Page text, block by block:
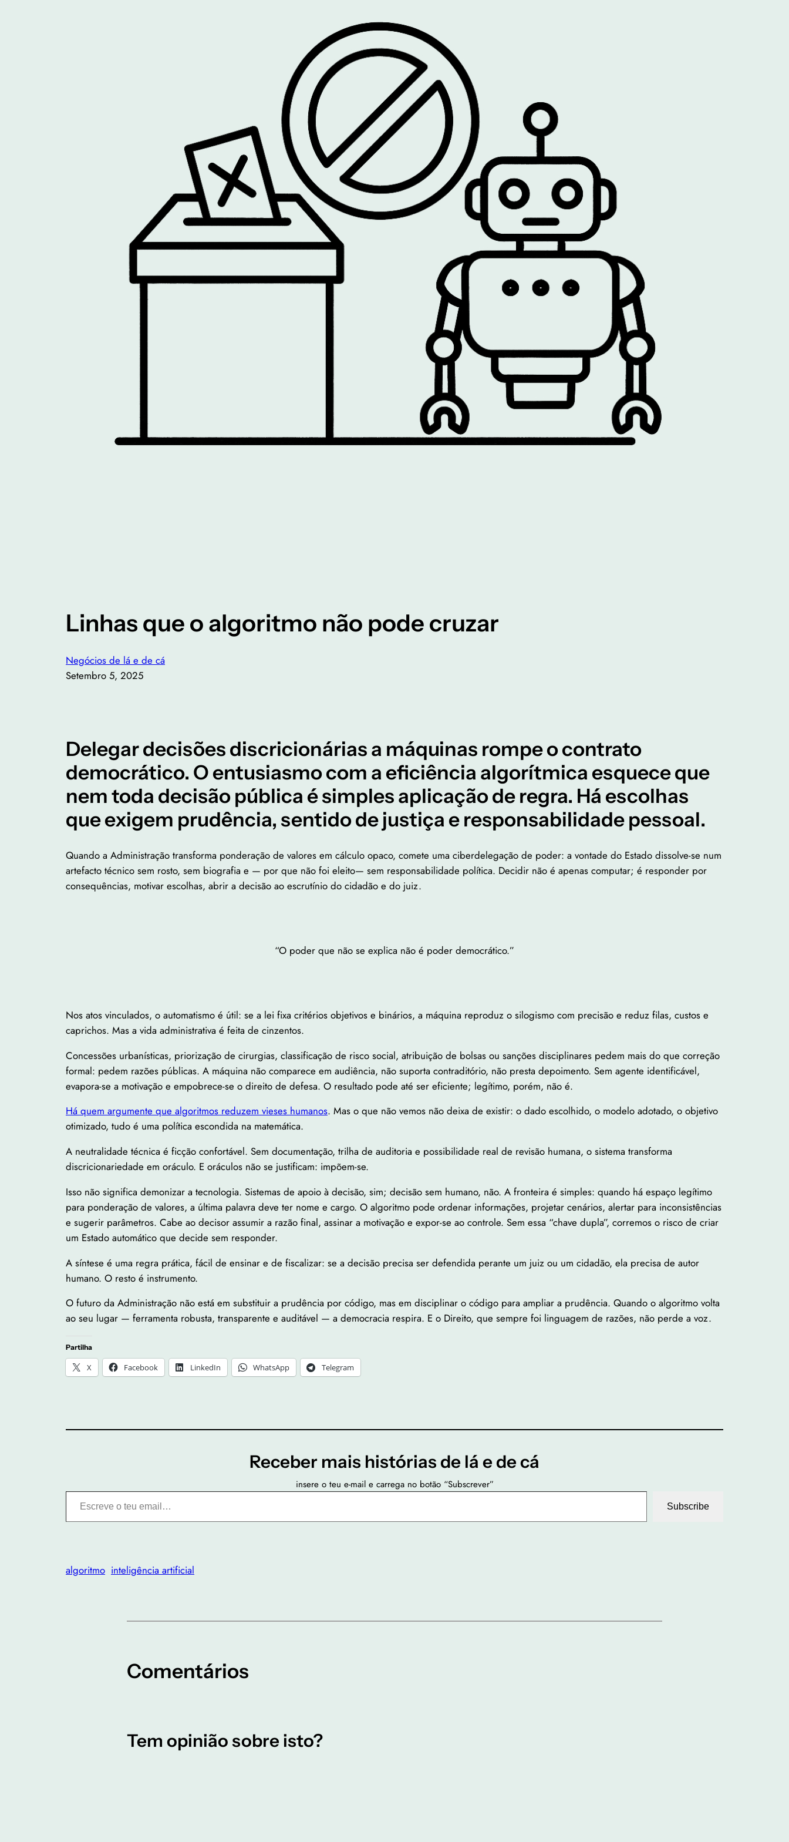
Linhas que o algoritmo não pode cruzar
Negócios de lá e de cá
Setembro 5, 2025
Delegar decisões discricionárias a máquinas rompe o contrato
democrático. O entusiasmo com a eficiência algorítmica esquece que
nem toda decisão pública é simples aplicação de regra. Há escolhas
que exigem prudência, sentido de justiça e responsabilidade pessoal.
Quando a Administração transforma ponderação de valores em cálculo opaco, comete uma ciberdelegação de poder: a vontade do Estado dissolve-se num
artefacto técnico sem rosto, sem biografia e — por que não foi eleito— sem responsabilidade política. Decidir não é apenas computar; é responder por
consequências, motivar escolhas, abrir a decisão ao escrutínio do cidadão e do juiz.
“O poder que não se explica não é poder democrático.”
Nos atos vinculados, o automatismo é útil: se a lei fixa critérios objetivos e binários, a máquina reproduz o silogismo com precisão e reduz filas, custos e
caprichos. Mas a vida administrativa é feita de cinzentos.
Concessões urbanísticas, priorização de cirurgias, classificação de risco social, atribuição de bolsas ou sanções disciplinares pedem mais do que correção
formal: pedem razões públicas. A máquina não comparece em audiência, não suporta contraditório, não presta depoimento. Sem agente identificável,
evapora-se a motivação e empobrece-se o direito de defesa. O resultado pode até ser eficiente; legítimo, porém, não é.
Há quem argumente que algoritmos reduzem vieses humanos. Mas o que não vemos não deixa de existir: o dado escolhido, o modelo adotado, o objetivo
otimizado, tudo é uma política escondida na matemática.
A neutralidade técnica é ficção confortável. Sem documentação, trilha de auditoria e possibilidade real de revisão humana, o sistema transforma
discricionariedade em oráculo. E oráculos não se justificam: impõem-se.
Isso não significa demonizar a tecnologia. Sistemas de apoio à decisão, sim; decisão sem humano, não. A fronteira é simples: quando há espaço legítimo
para ponderação de valores, a última palavra deve ter nome e cargo. O algoritmo pode ordenar informações, projetar cenários, alertar para inconsistências
e sugerir parâmetros. Cabe ao decisor assumir a razão final, assinar a motivação e expor-se ao controle. Sem essa “chave dupla”, corremos o risco de criar
um Estado automático que decide sem responder.
A síntese é uma regra prática, fácil de ensinar e de fiscalizar: se a decisão precisa ser defendida perante um juiz ou um cidadão, ela precisa de autor
humano. O resto é instrumento.
O futuro da Administração não está em substituir a prudência por código, mas em disciplinar o código para ampliar a prudência. Quando o algoritmo volta
ao seu lugar — ferramenta robusta, transparente e auditável — a democracia respira. E o Direito, que sempre foi linguagem de razões, não perde a voz.
Partilha
X Facebook LinkedIn WhatsApp Telegram
Receber mais histórias de lá e de cá
insere o teu e-mail e carrega no botão “Subscrever”
Escreve o teu email…
Subscribe
algoritmo inteligência artificial
Comentários
Tem opinião sobre isto?